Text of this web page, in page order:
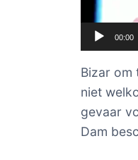
00:00
Bizar om
niet
gevaar
Dam